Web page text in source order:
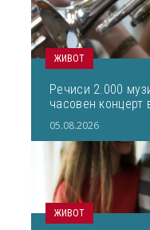
ЖИВОТ
Речиси 2.000
часовен концерт
05.08.2026
ЖИВОТ